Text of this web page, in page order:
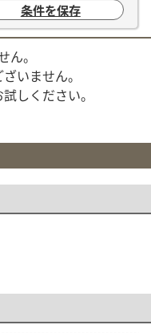
条件を保存
ん。
いません。
しください。